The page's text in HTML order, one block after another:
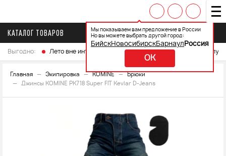
Мы показываем вам предложение в России
Но вы можете выбрать другой город:
БийскНовосибирскБарнаул Россия
OK
КАТАЛОГ ТОВАРОВ
Выгодно: Лето вне интренета Выберите свой мотоцикл и
Главная Экипировка KOMINE
Брюки
Джинсы KOMINE PK718 Super FIT Kevlar D-Jeans